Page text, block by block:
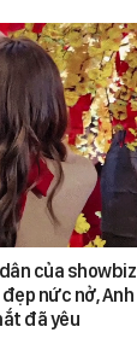
của showbiz
nức nở, Anh
đã yêu